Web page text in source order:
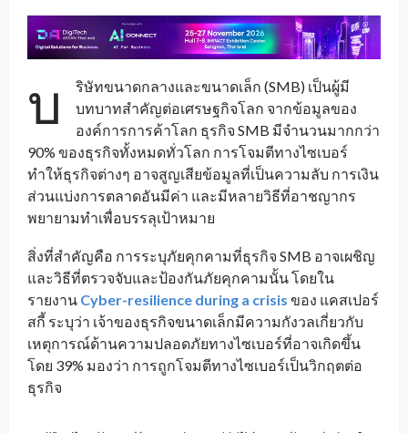
บ
ริษัทขนาดกลางและขนาดเล็ก (SMB) เป็นผู้มี
บทบาทสำคัญต่อเศรษฐกิจโลก จากข้อมูลของ
องค์การการค้าโลก ธุรกิจ SMB มีจำนวนมากกว่า
90% ของธุรกิจทั้งหมดทั่วโลก การโจมตีทางไซเบอร์
ทำให้ธุรกิจต่างๆ อาจสูญเสียข้อมูลที่เป็นความลับ การเงิน
ส่วนแบ่งการตลาดอันมีค่า และมีหลายวิธีที่อาชญากร
พยายามทำเพื่อบรรลุเป้าหมาย
สิ่งที่สำคัญคือ การระบุภัยคุกคามที่ธุรกิจ SMB อาจเผชิญ
และวิธีที่ตรวจจับและป้องกันภัยคุกคามนั้น โดยใน
รายงาน Cyber-resilience during a crisis ของ แคสเปอร์
สกี้ ระบุว่า เจ้าของธุรกิจขนาดเล็กมีความกังวลเกี่ยวกับ
เหตุการณ์ด้านความปลอดภัยทางไซเบอร์ที่อาจเกิดขึ้น
โดย 39% มองว่า การถูกโจมตีทางไซเบอร์เป็นวิกฤตต่อ
ธุรกิจ